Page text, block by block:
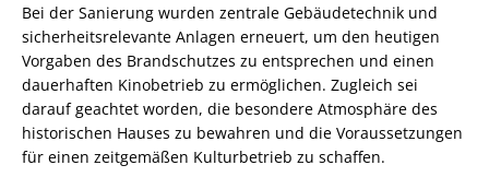
Bei der Sanierung wurden zentrale Gebäudetechnik und
sicherheitsrelevante Anlagen erneuert, um den heutigen
Vorgaben des Brandschutzes zu entsprechen und einen
dauerhaften Kinobetrieb zu ermöglichen. Zugleich sei
darauf geachtet worden, die besondere Atmosphäre des
historischen Hauses zu bewahren und die Voraussetzungen
für einen zeitgemäßen Kulturbetrieb zu schaffen.